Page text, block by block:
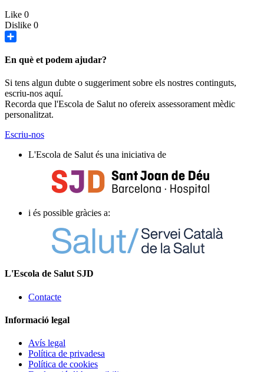
Like 0
Dislike 0
En què et podem ajudar?
Si tens algun dubte o suggeriment sobre els nostres continguts,
escriu-nos aquí.
Recorda que l'Escola de Salut no ofereix assessorament mèdic
personalitzat.
Escriu-nos
L'Escola de Salut és una iniciativa de
i és possible gràcies a:
L'Escola de Salut SJD
Contacte
Informació legal
Avís legal
Política de privadesa
Política de cookies